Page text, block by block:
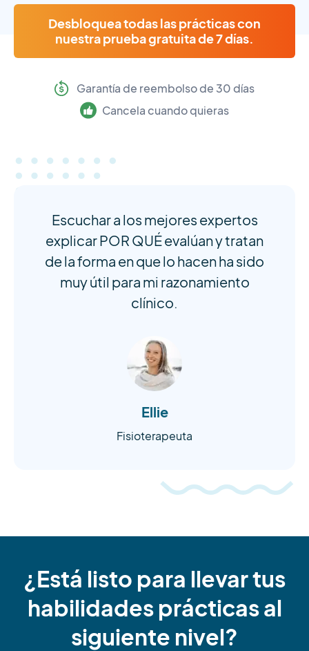
Desbloquea todas las prácticas con
nuestra prueba gratuita de 7 días.
Garantía de reembolso de 30 días
Cancela cuando quieras
Escuchar a los mejores expertos
explicar POR QUÉ evalúan y tratan
de la forma en que lo hacen ha sido
muy útil para mi razonamiento
clínico.
Ellie
Fisioterapeuta
¿Está listo para llevar tus
habilidades prácticas al
siguiente nivel?